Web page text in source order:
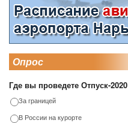
Опрос
Где вы проведете Отпуск-2020
За границей
В России на курорте